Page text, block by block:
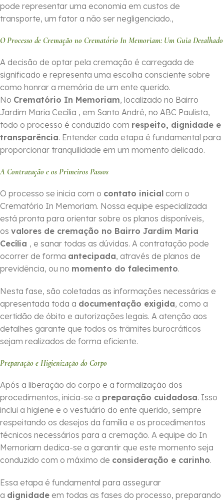
pode representar uma economia em custos de
transporte, um fator a não ser negligenciado.,
O Processo de Cremação no Crematório In Memoriam: Um Guia Detalhado
A decisão de optar pela cremação é carregada de
significado e representa uma escolha consciente sobre
como honrar a memória de um ente querido.
No Crematório In Memoriam, localizado no Bairro
Jardim Maria Cecília , em Santo André, no ABC Paulista,
todo o processo é conduzido com respeito, dignidade e
transparência. Entender cada etapa é fundamental para
proporcionar tranquilidade em um momento delicado.
A Contratação e os Primeiros Passos
O processo se inicia com o contato inicial com o
Crematório In Memoriam. Nossa equipe especializada
está pronta para orientar sobre os planos disponíveis,
os valores de cremação no Bairro Jardim Maria
Cecília , e sanar todas as dúvidas. A contratação pode
ocorrer de forma ante­cipada, através de planos de
previdência, ou no momento do falecimento.
Nesta fase, são coletadas as informações necessárias e
apresentada toda a documentação exigida, como a
certidão de óbito e autorizações legais. A atenção aos
detalhes garante que todos os trâmites burocráticos
sejam realizados de forma eficiente.
Preparação e Higienização do Corpo
Após a liberação do corpo e a formalização dos
procedimentos, inicia-se a preparação cuidadosa. Isso
inclui a higiene e o vestuário do ente querido, sempre
respeitando os desejos da família e os procedimentos
técnicos necessários para a cremação. A equipe do In
Memoriam dedica-se a garantir que este momento seja
conduzido com o máximo de consideração e carinho.
Essa etapa é fundamental para assegurar
a dignidade em todas as fases do processo, preparando